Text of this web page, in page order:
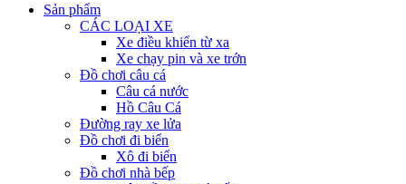
Sản phẩm
CÁC LOẠI XE
Xe điều khiển từ xa
Xe chạy pin và xe trớn
Đồ chơi câu cá
Câu cá nước
Hồ Câu Cá
Đường ray xe lửa
Đồ chơi đi biển
Xô đi biển
Đồ chơi nhà bếp